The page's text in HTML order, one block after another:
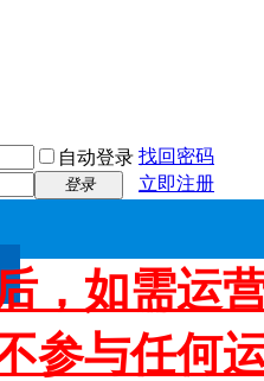
自动登录 找回密码
登录
立即注册
，如需运
参与任何